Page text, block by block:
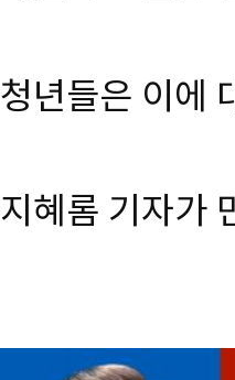
청년들은 이에
지혜롬 기자가